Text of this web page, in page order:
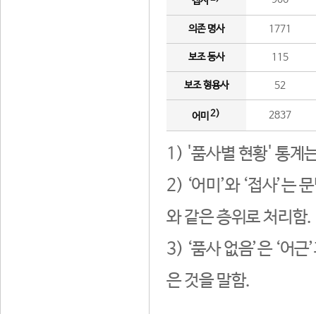
의존 명사 1771
보조 동사 115
보조 형용사 52
어미 2) 2837
1) '품사별 현황' 통계
2) ‘어미’와 ‘접사’는
와 같은 층위로 처리함.
3) ‘품사 없음’은 ‘어
은 것을 말함.